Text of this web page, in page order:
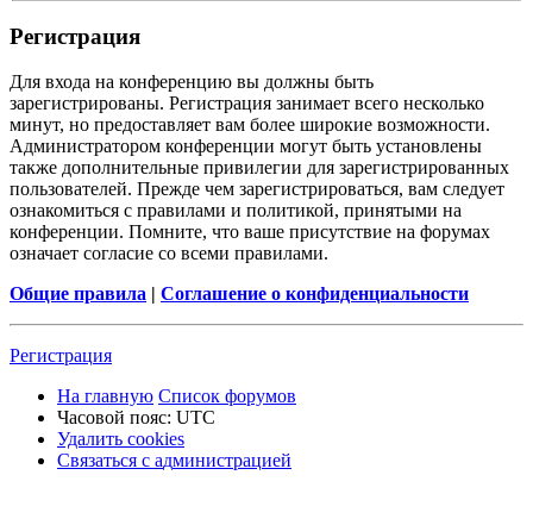
Регистрация
Для входа на конференцию вы должны быть
зарегистрированы. Регистрация занимает всего несколько
минут, но предоставляет вам более широкие возможности.
Администратором конференции могут быть установлены
также дополнительные привилегии для зарегистрированных
пользователей. Прежде чем зарегистрироваться, вам следует
ознакомиться с правилами и политикой, принятыми на
конференции. Помните, что ваше присутствие на форумах
означает согласие со всеми правилами.
Общие правила | Соглашение о конфиденциальности
Регистрация
На главную Список форумов
Часовой пояс: UTC
Удалить cookies
Связаться
Связаться с администрацией